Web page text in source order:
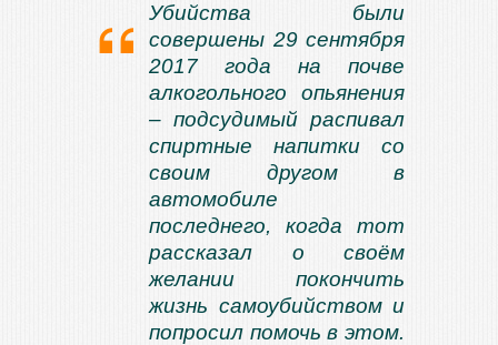
Убийства были
совершены 29 сентября
2017 года на почве
алкогольного опьянения
– подсудимый распивал
спиртные напитки со
своим другом в
автомобиле
последнего, когда тот
рассказал о своём
желании покончить
жизнь самоубийством и
попросил помочь в этом.